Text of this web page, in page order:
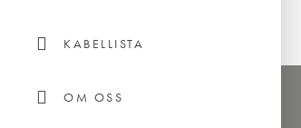
KABELLISTA
OM OSS